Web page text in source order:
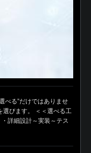
べる”だけではありませ
選びます。 ＜＜選べる工
詳細設計～実装～テス